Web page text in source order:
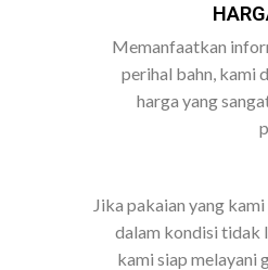
Memanfaatkan
perihal bahn, kami
harga yang
Jika pakaian yang
dalam kondisi tidak
kami siap melayani